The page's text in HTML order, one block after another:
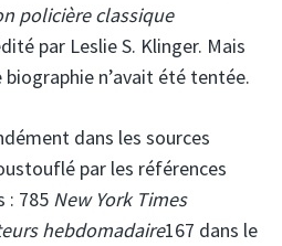
policière classique
par Leslie S. Klinger. Mais
biographie n’avait été tentée.
dans les sources
par les références
: 785 New York Times
hebdomadaire167 dans le